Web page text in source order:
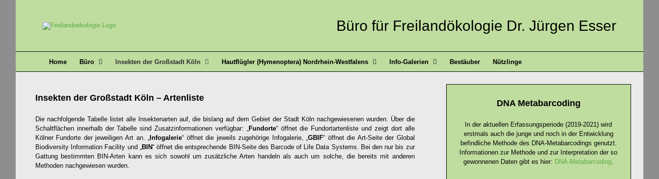
Büro für Freilandökologie Dr. Jürgen Esser
Home Büro Insekten der Großstadt Köln Hautflügler (Hymenoptera) Nordrhein-Westfalens Info-Galerien Bestäuber Nützlinge
Insekten der Großstadt Köln – Artenliste
Die nachfolgende Tabelle listet alle Insektenarten auf, die bislang auf dem Gebiet der Stadt Köln nachgewiesenen wurden. Über die
Schaltflächen innerhalb der Tabelle sind Zusatzinformationen verfügbar: „
Fundorte“ öffnet die Fundortartenliste und zeigt dort alle
Kölner Fundorte der jeweiligen Art an. „
Infogalerie“ öffnet die jeweils zugehörige Infogalerie, „GBIF“ öffnet die Art-Seite der Global
Biodiversity Information Facility und „
BIN“ öffnet die entsprechende BIN-Seite des Barcode of Life Data Systems. Bei den nur bis zur
Gattung bestimmten BIN-Arten kann es sich sowohl um zusätzliche Arten handeln als auch um solche, die bereits mit anderen
Methoden nachgewiesen wurden.
DNA Metabarcoding
In der aktuellen Erfassungsperiode (2019-2021) wird
erstmals auch die junge und noch in der Entwicklung
befindliche Methode des DNA-Metabarcodings genutzt.
Informationen zur Methode und zur Interpretation der so
gewonnenen Daten gibt es hier: DNA-Metabarcoding